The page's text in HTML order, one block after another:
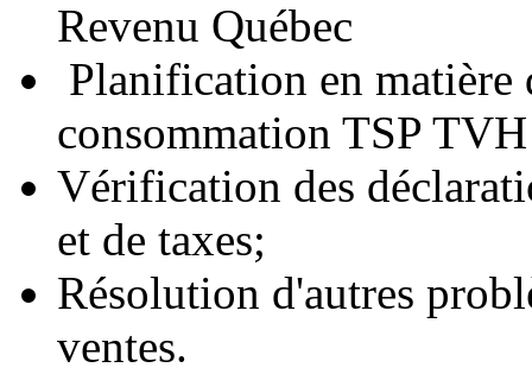
Revenu Québec
Planification en matière
consommation TSP
Vérification des
et de taxes;
Résolution d'autres
ventes.